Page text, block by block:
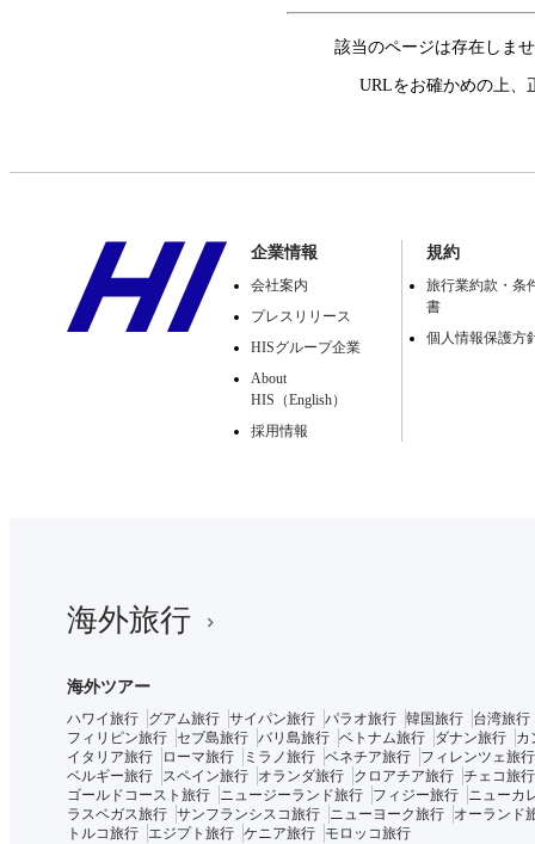
該当のページは存在しま
URLをお確かめの上、
企業情報
会社案内
プレスリリース
HISグループ企業
About
HIS（English）
採用情報
規約
旅行業約款・条
書
個人情報保護方
海外旅行
海外ツアー
ハワイ旅行 グアム旅行 サイパン旅行 パラオ旅行 韓国旅行
台湾旅行
フィリピン旅行 セブ島旅行 バリ島旅行 ベトナム旅行 ダナン旅行
カ
イタリア旅行
ローマ旅行 ミラノ旅行 ベネチア旅行
フィレンツェ旅行
ベルギー旅行
スペイン旅行 オランダ旅行 クロアチア旅行 チェコ旅行
ゴールドコースト旅行
ニュージーランド旅行 フィジー旅行
ニューカ
ラスベガス旅行 サンフランシスコ旅行 ニューヨーク旅行
オーランド
トルコ旅行
エジプト旅行 ケニア旅行 モロッコ旅行